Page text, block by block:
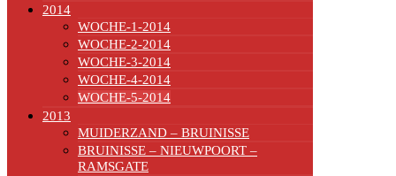
2014
WOCHE-1-2014
WOCHE-2-2014
WOCHE-3-2014
WOCHE-4-2014
WOCHE-5-2014
2013
MUIDERZAND – BRUINISSE
BRUINISSE – NIEUWPOORT –
RAMSGATE